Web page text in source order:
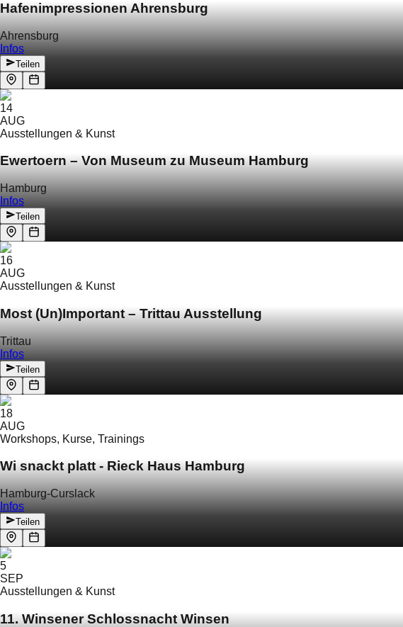
Hafenimpressionen Ahrensburg
Ahrensburg
Infos
Teilen
14
AUG
Ausstellungen & Kunst
Ewertoern – Von Museum zu Museum Hamburg
Hamburg
Infos
Teilen
16
AUG
Ausstellungen & Kunst
Most (Un)Important – Trittau Ausstellung
Trittau
Infos
Teilen
18
AUG
Workshops, Kurse, Trainings
Wi snackt platt - Rieck Haus Hamburg
Hamburg-Curslack
Infos
Teilen
5
SEP
Ausstellungen & Kunst
11. Winsener Schlossnacht Winsen